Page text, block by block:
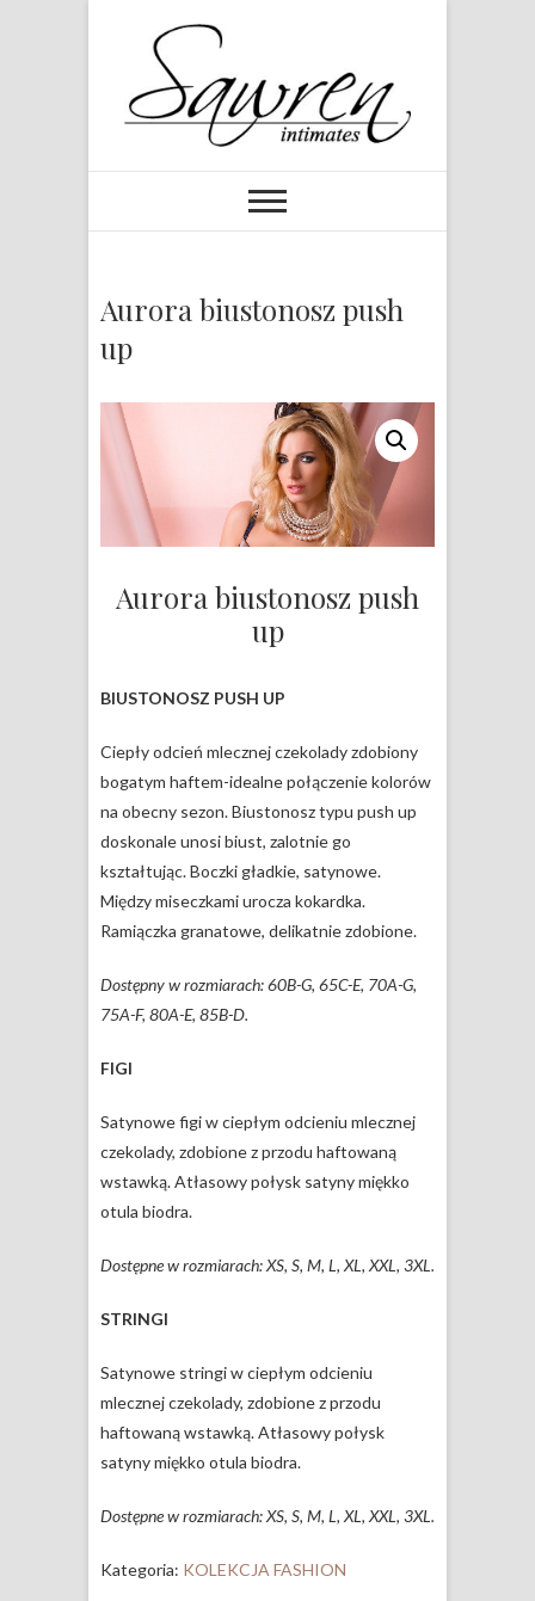
Aurora biustonosz push
up
Aurora biustonosz push
up
BIUSTONOSZ PUSH UP
Ciepły odcień mlecznej czekolady zdobiony
bogatym haftem-idealne połączenie kolorów
na obecny sezon. Biustonosz typu push up
doskonale unosi biust, zalotnie go
kształtując. Boczki gładkie, satynowe.
Między miseczkami urocza kokardka.
Ramiączka granatowe, delikatnie zdobione.
Dostępny w rozmiarach: 60B-G, 65C-E, 70A-G,
75A-F, 80A-E, 85B-D.
FIGI
Satynowe figi w ciepłym odcieniu mlecznej
czekolady, zdobione z przodu haftowaną
wstawką. Atłasowy połysk satyny miękko
otula biodra.
Dostępne w rozmiarach: XS, S, M, L, XL, XXL, 3XL.
STRINGI
Satynowe stringi w ciepłym odcieniu
mlecznej czekolady, zdobione z przodu
haftowaną wstawką. Atłasowy połysk
satyny miękko otula biodra.
Dostępne w rozmiarach: XS, S, M, L, XL, XXL, 3XL.
Kategoria: KOLEKCJA FASHION